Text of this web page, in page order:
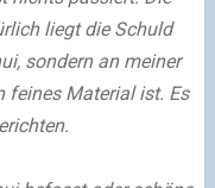
liegt die Schuld
sondern an meiner
feines Material ist. Es